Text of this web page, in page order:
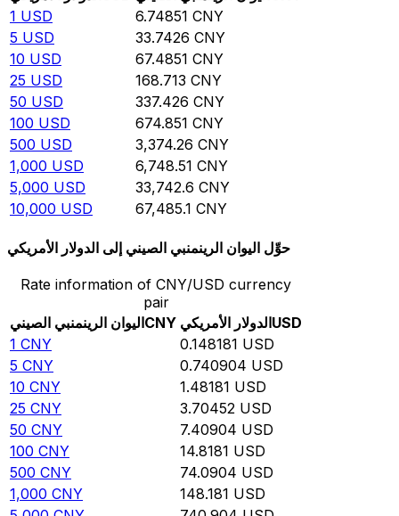
1 USD 6.74851 CNY
5 USD 33.7426 CNY
10 USD 67.4851 CNY
25 USD 168.713 CNY
50 USD 337.426 CNY
100 USD 674.851 CNY
500 USD 3,374.26 CNY
1,000 USD 6,748.51 CNY
5,000 USD 33,742.6 CNY
10,000 USD 67,485.1 CNY
حوِّل اليوان الرينمنبي الصيني إلى الدولار الأمريكي
Rate information of CNY/USD currency
pair
اليوان الرينمنبي الصينيCNY الدولار الأمريكيUSD
1 CNY 0.148181 USD
5 CNY 0.740904 USD
10 CNY 1.48181 USD
25 CNY 3.70452 USD
50 CNY 7.40904 USD
100 CNY 14.8181 USD
500 CNY 74.0904 USD
1,000 CNY 148.181 USD